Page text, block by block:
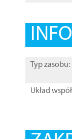
Typ zasobu:
Układ